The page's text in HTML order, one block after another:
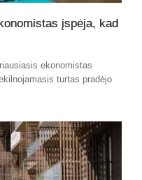
įspėja, kad
ekonomistas
turtas pradėjo